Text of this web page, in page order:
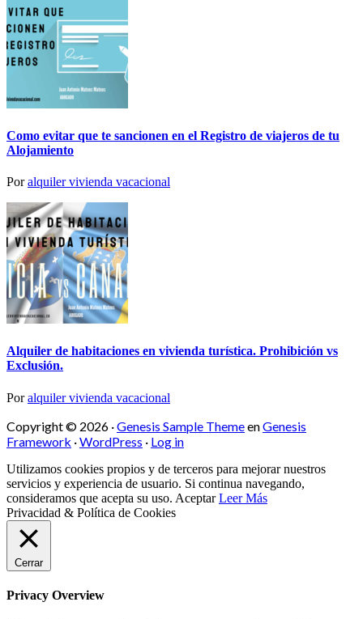
Como evitar que te sancionen en el Registro de viajeros de tu
Alojamiento
Poralquiler vivienda vacacional
Alquiler de habitaciones en vivienda turística. Prohibición vs
Exclusión.
Poralquiler vivienda vacacional
Copyright © 2026 ·Genesis Sample ThemeenGenesis
Framework ·WordPress · Log in
Utilizamos cookies propios y de terceros para mejorar nuestros
servicios y experiencia de usuario. Si continua navegando,
consideramos que acepta su uso. Aceptar Leer Más
Privacidad & Política de Cookies
Cerrar
Privacy Overview